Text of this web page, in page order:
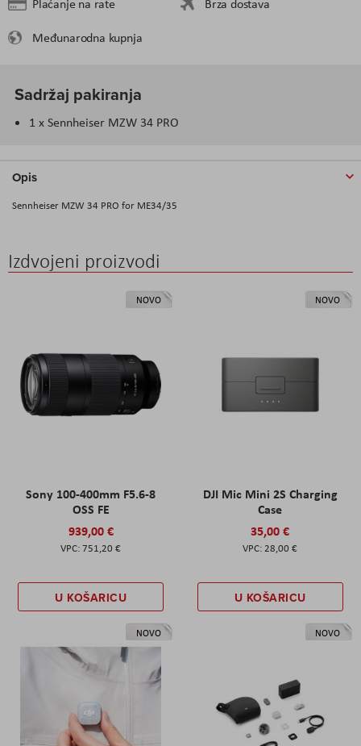
Plaćanje na rate
Brza dostava
Međunarodna kupnja
Sadržaj pakiranja
1 x Sennheiser MZW 34 PRO
Opis
Sennheiser MZW 34 PRO for ME34/35
Izdvojeni proizvodi
NOVO
Sony 100-400mm F5.6-8
OSS FE
939,00 €
751,20 €
U KOŠARICU
NOVO
DJI Mic Mini 2S Charging
Case
35,00 €
28,00 €
U KOŠARICU
NOVO NOVO